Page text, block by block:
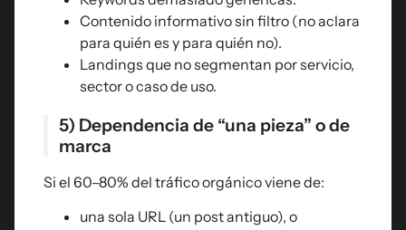
Contenido informativo sin filtro (no aclara
para quién es y para quién no).
Landings que no segmentan por servicio,
sector o caso de uso.
5) Dependencia de “una pieza” o de
marca
Si el 60–80% del tráfico orgánico viene de:
una sola URL (un post antiguo), o